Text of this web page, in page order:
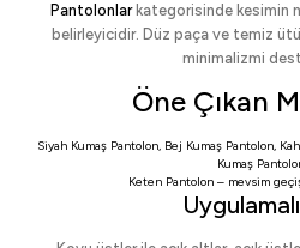
Pantolonlarkategorisinde kesimin
belirleyicidir. Düz paça ve temiz
minimalizmi
Öne Çıkan
Siyah Kumaş Pantolon, Bej Kumaş Pantolon,
Kumaş
Keten Pantolon– mevsim